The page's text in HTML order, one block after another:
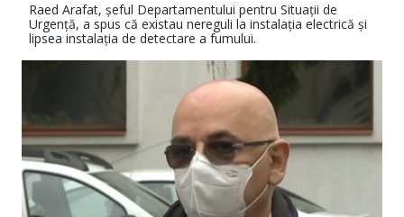
Raed Arafat, șeful Departamentului pentru Situații de
Urgență, a spus că existau nereguli la instalația electrică și
lipsea instalația de detectare a fumului.